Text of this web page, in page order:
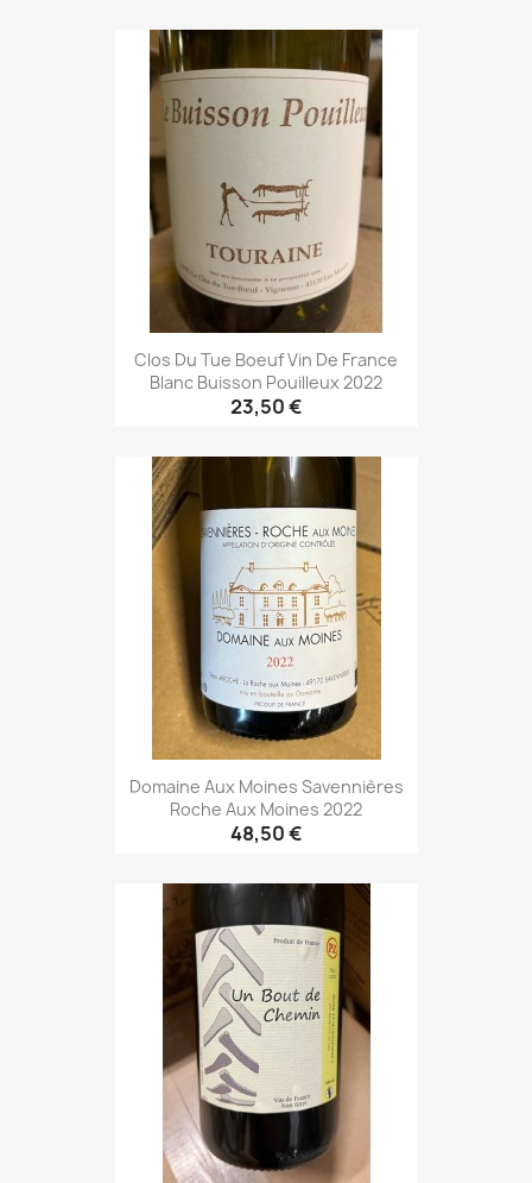
Clos Du Tue Boeuf Vin De France
Blanc Buisson Pouilleux 2022
23,50 €
Domaine Aux Moines Savennières
Roche Aux Moines 2022
48,50 €